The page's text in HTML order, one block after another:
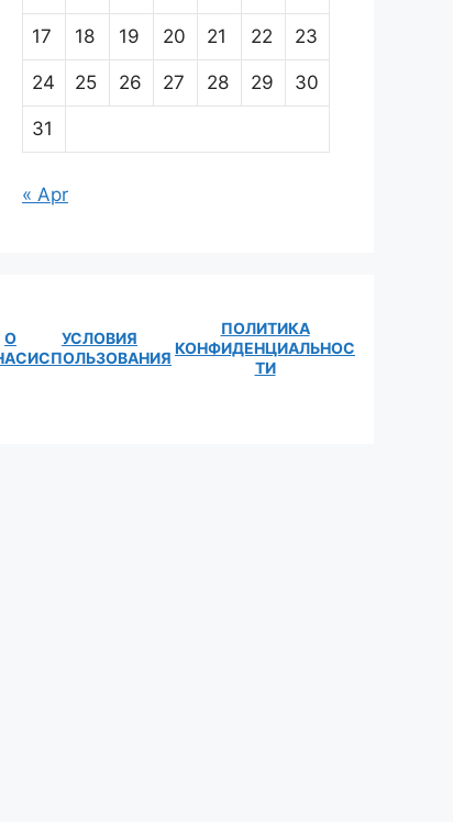
17 18 19 20 21 22 23
24 25 26 27 28 29 30
31
« Apr
О
УСЛОВИЯ
ИСПОЛЬЗОВАНИЯ
ПОЛИТИКА
КОНФИДЕНЦИАЛЬНОС
ТИ